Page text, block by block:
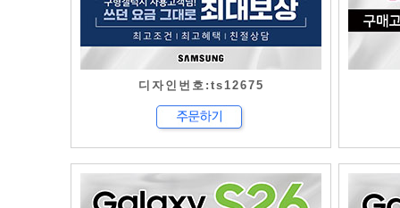
디자인번호:ts12675